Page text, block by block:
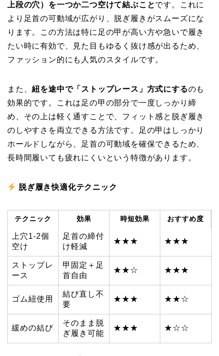
上段の穴）を一つか二つ空けて結ぶことです。これに
より足首の可動域が広がり、脱ぎ履きがスムーズにな
ります。この方法は特に足の甲が高い方や急いで履き
たい時に有効で、見た目もゆるく抜け感が出るため、
ファッション的にも人気のスタイルです。
また、紐を途中で「ストップレース」方式にするのも
効果的です。これは足の甲の部分で一度しっかり締
め、その上は軽く通すことで、フィット感と脱ぎ履き
のしやすさを両立できる方法です。足の甲はしっかり
ホールドしながら、足首の可動域を確保できるため、
長時間履いても疲れにくいという特徴があります。
脱ぎ履き快適化テクニック
テクニック 効果 時短効果 おすすめ度
上穴1-2個
空け
足首の締付
け軽減
★★★ ★★★
ストップレ
ース
甲固定＋足
首自由
★★☆ ★★★
ゴム紐使用
結び直し不
要
★★★ ★★☆
緩めの結び
そのまま脱
ぎ履き可能
★★★ ★☆☆